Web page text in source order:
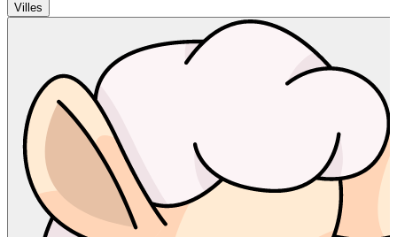
Villes